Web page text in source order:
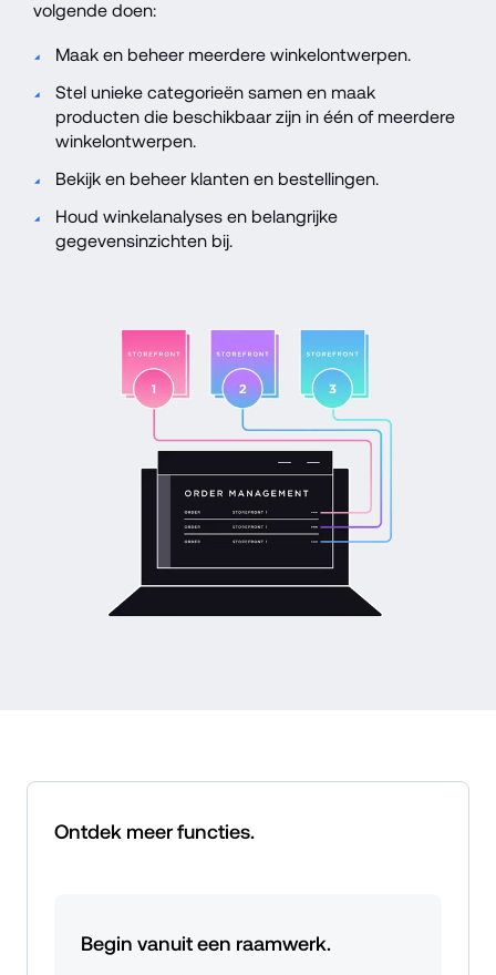
volgende doen:
Maak en beheer meerdere winkelontwerpen.
Stel unieke categorieën samen en maak
producten die beschikbaar zijn in één of meerdere
winkelontwerpen.
Bekijk en beheer klanten en bestellingen.
Houd winkelanalyses en belangrijke
gegevensinzichten bij.
Ontdek meer functies.
Begin vanuit een raamwerk.